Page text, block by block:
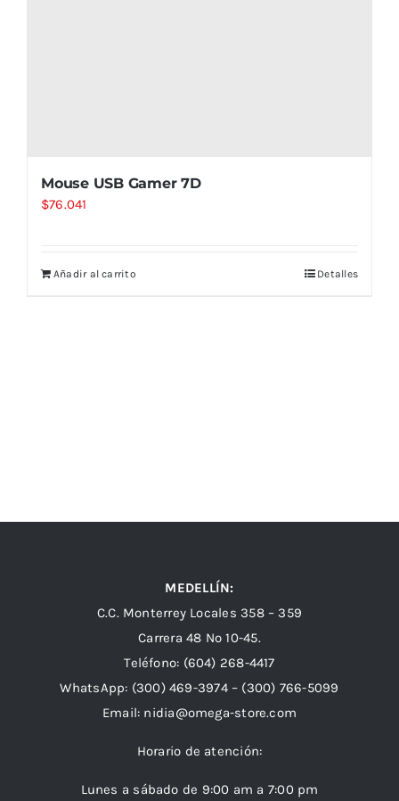
Mouse USB Gamer 7D
$76.041
Añadir al carrito Detalles
MEDELLÍN:
C.C. Monterrey Locales 358 – 359
Carrera 48 Nº 10-45.
Teléfono: (604) 268-4417
WhatsApp: (300) 469-3974 – (300) 766-5099
Email: nidia@omega-store.com
Horario de atención:
Lunes a sábado de 9:00 am a 7:00 pm